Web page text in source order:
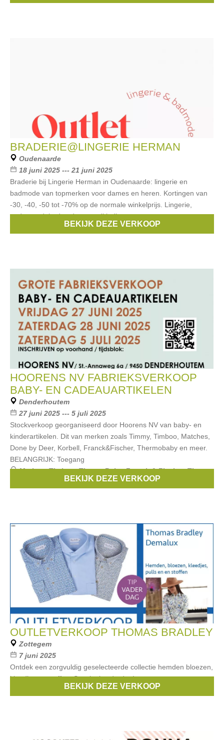
BRADERIE@LINGERIE HERMAN
Oudenaarde
18 juni 2025 --- 21 juni 2025
Braderie bij Lingerie Herman in Oudenaarde: lingerie en
badmode van topmerken voor dames en heren. Kortingen van
-30, -40, -50 tot -70% op de normale winkelprijs. Lingerie,
ondergoed, badmode, strandkleding,
Armani,Aubade,Marie Jo,Hom,
BEKIJK DEZE VERKOOP
HOORENS NV FABRIEKSVERKOOP
BABY- EN CADEAUARTIKELEN
Denderhoutem
27 juni 2025 --- 5 juli 2025
Stockverkoop georganiseerd door Hoorens NV van baby- en
kinderartikelen. Dit van merken zoals Timmy, Timboo, Matches,
Done by Deer, Korbell, Franck&Fischer, Thermobaby en meer.
BELANGRIJK: Toegang
Merken:Timboo,ThermoBaby,Franck & Fischer,Timmy,
, ...BEKIJK DEZE VERKOOP
OUTLETVERKOOP THOMAS BRADLEY
Zottegem
7 juni 2025
Ontdek een zorgvuldig geselecteerde collectie hemden bloezen,
kleedjes en stoffen. Speciaal vaderdag!
Thomas Bradley,Alex & Sons,Demalux
BEKIJK DEZE VERKOOP